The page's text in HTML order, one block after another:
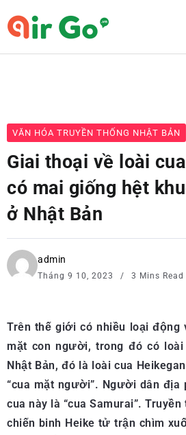
VĂN HÓA TRUYỀN THỐNG NHẬT BẢN
Giai thoại về loài
có mai giống hệt
ở Nhật Bản
admin
Tháng 9 10, 2023 3 Mins Read
Trên thế giới có nhiều loại động
mặt con người, trong đó có
Nhật Bản, đó là loài cua
“cua mặt người”. Người dân
cua này là “cua Samurai”.
chiến binh Heike tử trận chìm